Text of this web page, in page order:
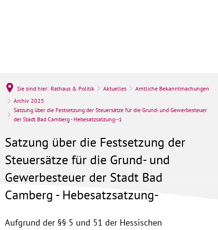
Sie sind hier: Rathaus & Politik Aktuelles
Amtliche Bekanntmachungen
Archiv 2025
Satzung über die Festsetzung der Steuersätze für die Grund- und Gewerbesteuer
der Stadt Bad Camberg - Hebesatzsatzung--1
Satzung über die Festsetzung der
Steuersätze für die Grund- und
Gewerbesteuer der Stadt Bad
Camberg - Hebesatzsatzung-
Aufgrund der §§ 5 und 51 der Hessischen